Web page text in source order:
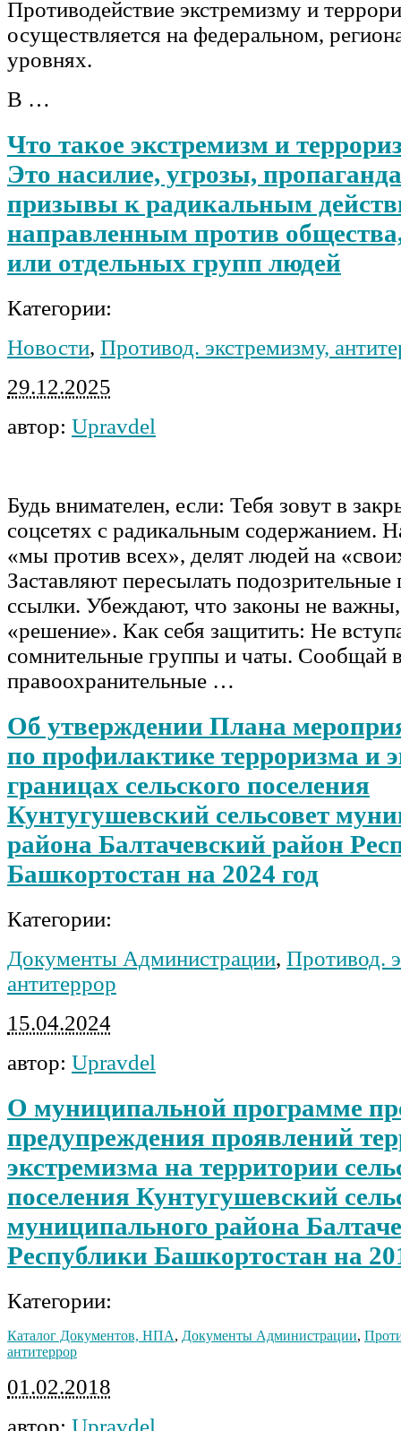
Противодействие экстремизму и
осуществляется на федеральном,
уровнях.
В …
Что такое экстремизм и
Это насилие, угрозы,
призывы к радикальным
направленным против общества,
или отдельных групп людей
Категории:
Новости, Противод. экстремизму,
29.12.2025
автор: Upravdel
Будь внимателен, если: Тебя зовут в
соцсетях с радикальным содержанием.
«мы против всех», делят людей на
Заставляют пересылать
ссылки. Убеждают, что законы не
«решение». Как себя защитить: Не
сомнительные группы и чаты. Сообщай
правоохранительные …
Об утверждении Плана
по профилактике терроризма и
границах сельского поселения
Кунтугушевский сельсовет
района Балтачевский район
Башкортостан на 2024 год
Категории:
Документы Администрации, Противод.
антитеррор
15.04.2024
автор: Upravdel
О муниципальной программе
предупреждения проявлений
экстремизма на территории
поселения Кунтугушевский
муниципального района
Республики Башкортостан на
Категории:
Каталог Документов, НПА, Документы Администрации,
антитеррор
01.02.2018
автор: Upravdel